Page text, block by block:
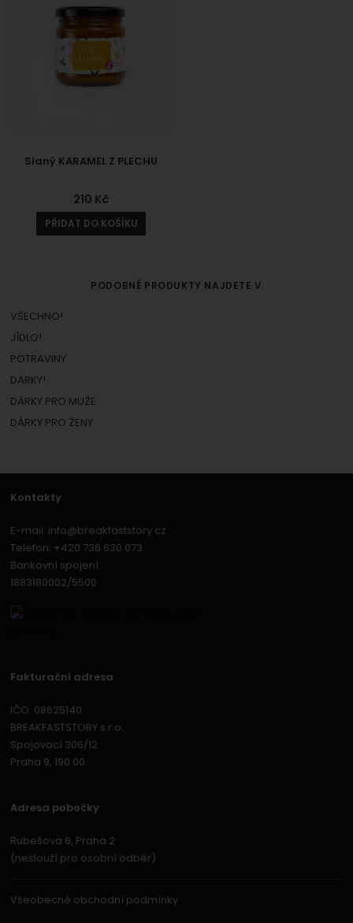
Slaný KARAMEL Z PLECHU
210 Kč
PŘIDAT DO KOŠÍKU
PODOBNÉ PRODUKTY NAJDETE V
VŠECHNO!
JÍDLO!
POTRAVINY
DÁRKY!
DÁRKY PRO MUŽE
DÁRKY PRO ŽENY
Kontakty
E-mail: info@breakfaststory.cz
Telefon: +420 736 630 073
Bankovní spojení:
1883180002/5500
Fakturační adresa
IČO: 08625140
BREAKFASTSTORY s.r.o.
Spojovací 306/12
Praha 9, 190 00
Adresa pobočky
Rubešova 6, Praha 2
(neslouží pro osobní odběr)
Všeobecné obchodní podmínky